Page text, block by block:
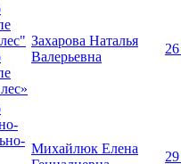
Захарова Наталья
Валерьевна
Михайлюк Елена